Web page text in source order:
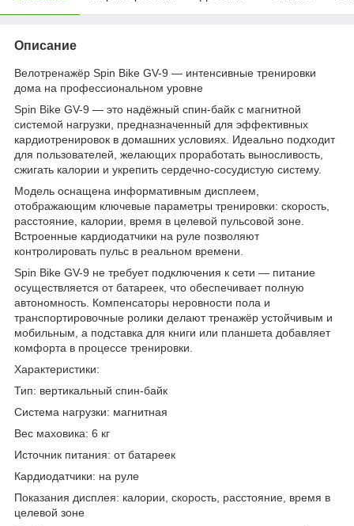
Описание
Велотренажёр Spin Bike GV-9 — интенсивные тренировки
дома на профессиональном уровне
Spin Bike GV-9 — это надёжный спин-байк с магнитной
системой нагрузки, предназначенный для эффективных
кардиотренировок в домашних условиях. Идеально подходит
для пользователей, желающих проработать выносливость,
сжигать калории и укрепить сердечно-сосудистую систему.
Модель оснащена информативным дисплеем,
отображающим ключевые параметры тренировки: скорость,
расстояние, калории, время в целевой пульсовой зоне.
Встроенные кардиодатчики на руле позволяют
контролировать пульс в реальном времени.
Spin Bike GV-9 не требует подключения к сети — питание
осуществляется от батареек, что обеспечивает полную
автономность. Компенсаторы неровности пола и
транспортировочные ролики делают тренажёр устойчивым и
мобильным, а подставка для книги или планшета добавляет
комфорта в процессе тренировки.
Характеристики:
Тип: вертикальный спин-байк
Система нагрузки: магнитная
Вес маховика: 6 кг
Источник питания: от батареек
Кардиодатчики: на руле
Показания дисплея: калории, скорость, расстояние, время в
целевой зоне